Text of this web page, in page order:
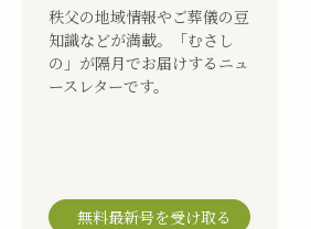
秩父の地域情報やご葬儀の豆
知識などが満載。「むさし
の」が隔月でお届けするニュ
ースレターです。
無料最新号を受け取る